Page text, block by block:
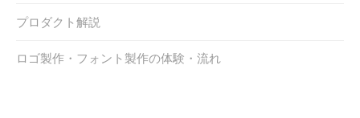
プロダクト解説
ロゴ製作・フォント製作の体験・流れ